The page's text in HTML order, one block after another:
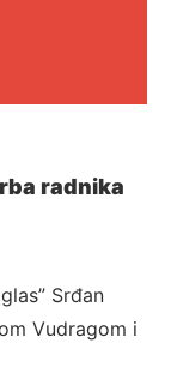
radnika
Srđan
Vudragom i